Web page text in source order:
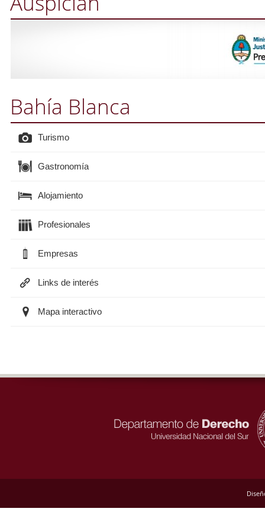
Bahía Blanca
Turismo
Gastronomía
Alojamiento
Profesionales
Empresas
Links de interés
Mapa interactivo